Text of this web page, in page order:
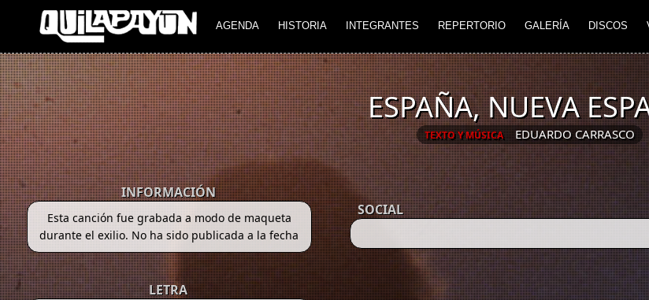
AGENDA HISTORIA INTEGRANTES REPERTORIO GALERÍA DISCOS
ESPAÑA, NUEVA
TEXTO Y MÚSICA EDUARDO CARRASCO
INFORMACIÓN
Esta canción fue grabada a modo de maqueta
durante el exilio. No ha sido publicada a la fecha
LETRA
SOCIAL